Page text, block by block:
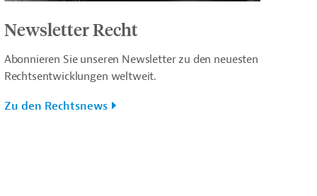
Newsletter Recht
Abonnieren Sie unseren Newsletter zu den neuesten
Rechtsentwicklungen weltweit.
Zu den Rechtsnews